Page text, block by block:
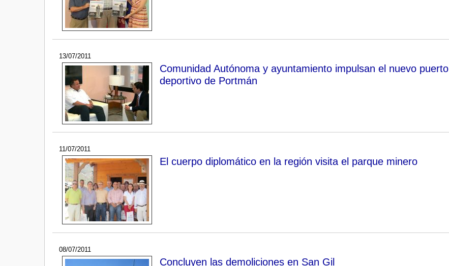
13/07/2011
Comunidad Autónoma y ayuntamiento impulsan el nuevo puerto
deportivo de Portmán
11/07/2011
El cuerpo diplomático en la región visita el parque minero
08/07/2011
Concluyen las demoliciones en San Gil